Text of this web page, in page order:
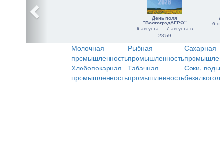
День поля
"ВолгоградАГРО"
6 августа — 7 августа в
23:59
6
Молочная
промышленность
Рыбная
промышленность
Сахарная
Хлебопекарная
промышленность
Табачная
промышленность
Соки,